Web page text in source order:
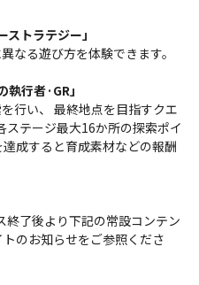
トラテジー」
なる遊び方を体験できます。
行者·GR」
行い、 最終地点を目指すクエ
ステージ最大16か所の探索ポイ
成すると育成素材などの報酬
了後より下記の常設コンテン
のお知らせをご参照くださ